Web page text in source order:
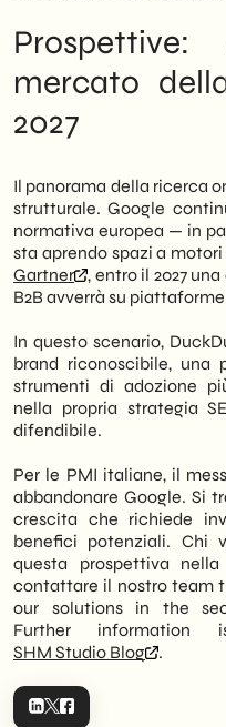
mercato
2027
Il panorama della ricerca
strutturale. Google
normativa europea — in
sta aprendo spazi a
Gartner
, entro il 2027
B2B avverrà su
In questo scenario,
brand riconoscibile, una
strumenti di adozione
nella propria strategia
difendibile.
Per le PMI italiane, il
abbandonare Google. Si
crescita che richiede
benefici potenziali. Chi
questa prospettiva
contattare il nostro team
our solutions in the
Further
SHM Studio Blog
.